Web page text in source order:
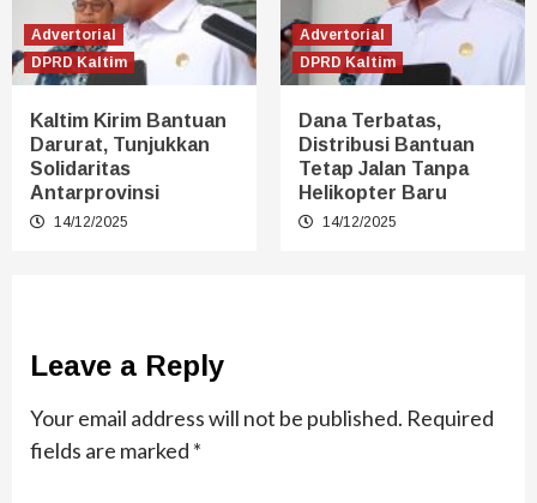
Advertorial
DPRD Kaltim
Kaltim Kirim Bantuan
Darurat, Tunjukkan
Solidaritas
Antarprovinsi
14/12/2025
Advertorial
DPRD Kaltim
Dana Terbatas,
Distribusi Bantuan
Tetap Jalan Tanpa
Helikopter Baru
14/12/2025
Leave a Reply
Your email address will not be published. Required
fields are marked *